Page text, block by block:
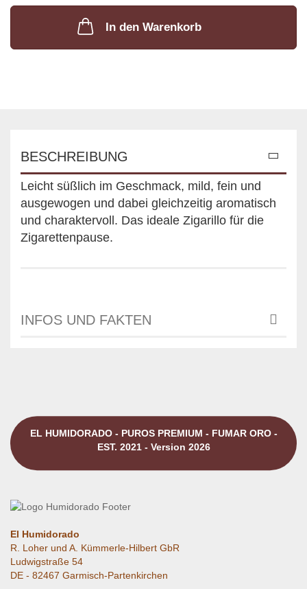
In den Warenkorb
BESCHREIBUNG
Leicht süßlich im Geschmack, mild, fein und
ausgewogen und dabei gleichzeitig aromatisch
und charaktervoll. Das ideale Zigarillo für die
Zigarettenpause.
INFOS UND FAKTEN
EL HUMIDORADO - PUROS PREMIUM - FUMAR ORO -
EST. 2021 - Version 2026
El Humidorado
R. Loher und A. Kümmerle-Hilbert GbR
Ludwigstraße 54
DE - 82467 Garmisch-Partenkirchen